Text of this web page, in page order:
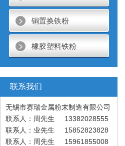
铜置换铁粉
橡胶塑料铁粉
联系我们
无锡市赛瑞金属粉末制造有限公司
联系人：周先生 13382028555
联系人：业先生 15852823828
联系人：周先生 15961855008